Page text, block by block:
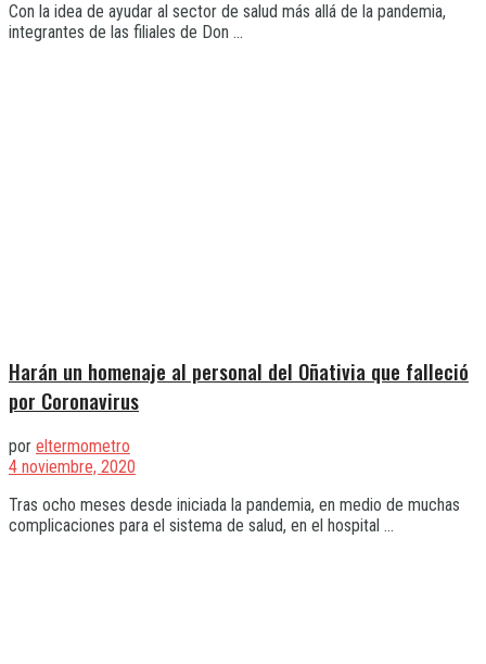
Con la idea de ayudar al sector de salud más allá de la pandemia,
integrantes de las filiales de Don ...
Harán un homenaje al personal del Oñativia que falleció
por Coronavirus
por eltermometro
4 noviembre, 2020
Tras ocho meses desde iniciada la pandemia, en medio de muchas
complicaciones para el sistema de salud, en el hospital ...